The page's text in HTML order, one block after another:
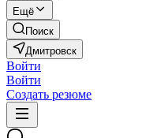
Ещё
Поиск
Дмитровск
Войти
Войти
Создать резюме